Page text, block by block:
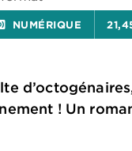
NUMÉRIQUE
! Un